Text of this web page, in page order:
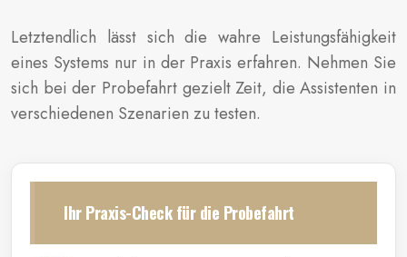
Letztendlich lässt sich die wahre Leistungsfähigkeit
eines Systems nur in der Praxis erfahren. Nehmen Sie
sich bei der Probefahrt gezielt Zeit, die Assistenten in
verschiedenen Szenarien zu testen.
Ihr Praxis-Check für die Probefahrt